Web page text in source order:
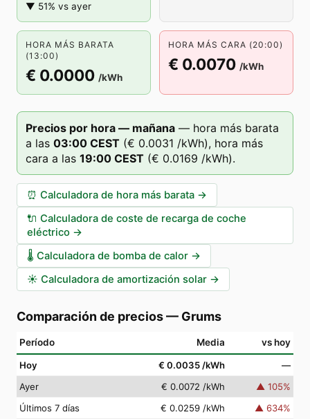
▼ 51% vs ayer
HORA MÁS BARATA
(13:00)
€ 0.0000 /kWh
HORA MÁS CARA (20:00)
€ 0.0070 /kWh
Precios por hora — mañana — hora más barata
a las 03:00 CEST (€ 0.0031 /kWh), hora más
cara a las 19:00 CEST (€ 0.0169 /kWh).
⏰ Calculadora de hora más barata →
🔌 Calculadora de coste de recarga de coche
eléctrico →
🌡️ Calculadora de bomba de calor →
☀️ Calculadora de amortización solar →
Comparación de precios— Grums
Período Media vs hoy
Hoy € 0.0035 /kWh
—
Ayer
€ 0.0072 /kWh ▲ 105%
Últimos 7 días
€ 0.0259 /kWh ▲ 634%